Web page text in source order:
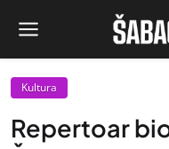
Kultura
Repertoar